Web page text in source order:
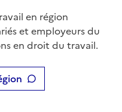
en région
et employeurs du
en droit du travail.